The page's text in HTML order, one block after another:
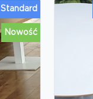
Nowość
Standard